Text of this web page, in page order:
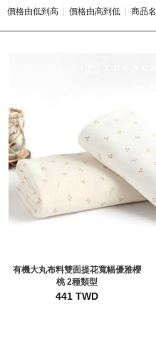
價格由低到高 價格由高到低 商品名
有機大丸布料雙面提花寬幅優雅櫻
桃 2種類型
441 TWD